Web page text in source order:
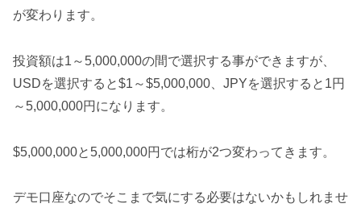
が変わります。
投資額は1～5,000,000の間で選択する事ができますが、
USDを選択すると$1～$5,000,000、JPYを選択すると1円
～5,000,000円になります。
$5,000,000と5,000,000円では桁が2つ変わってきます。
デモ口座なのでそこまで気にする必要はないかもしれませ